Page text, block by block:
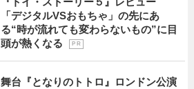
「デジタルVSおもちゃ」の先にあ
る“時が流れても変わらないもの”に目
頭が熱くなる
P R
舞台『となりのトトロ』ロンドン公演